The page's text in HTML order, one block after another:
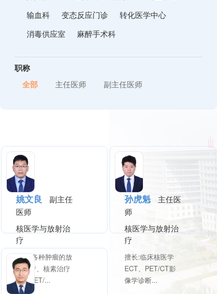
输血科
变态反应门诊
转化医学中心
消毒供应室
麻醉手术科
职称
全部
主任医师 副主任医师
姚文良
副主任
医师
核医学与放射治
疗
擅长:各种肿瘤的放
射治疗、核素治疗
以及PET/...
孙虎魁
主任医
师
核医学与放射治
疗
擅长:临床核医学
ECT、PET/CT影
像学诊断...